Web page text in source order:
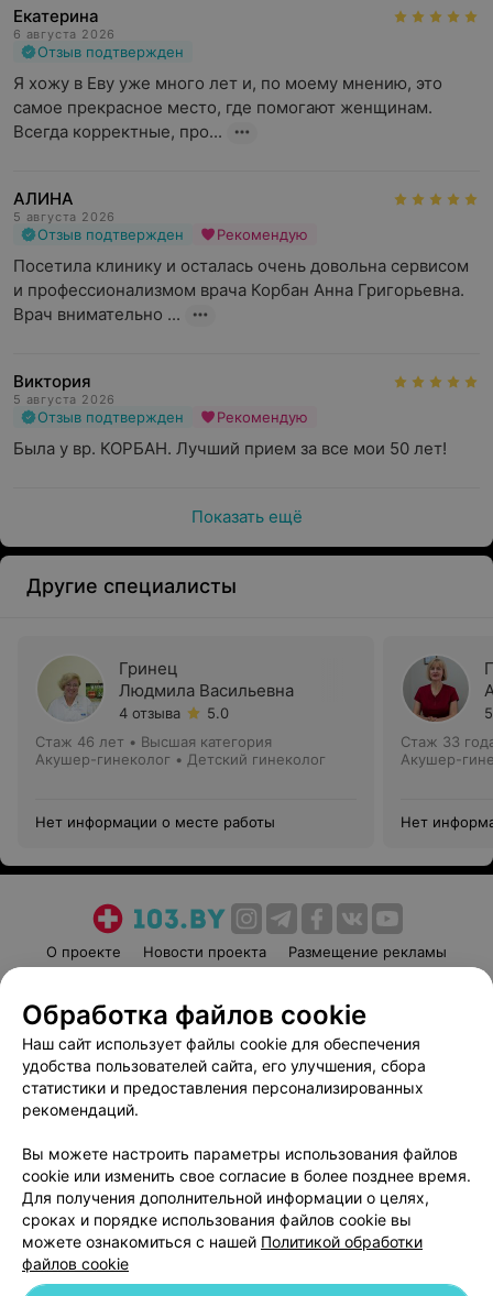
Екатерина
6 августа 2026
Отзыв подтвержден
Я хожу в Еву уже много лет и, по моему мнению, это
самое прекрасное место, где помогают женщинам.
Всегда корректные, про...
АЛИНА
5 августа 2026
Отзыв подтвержден Рекомендую
Посетила клинику и осталась очень довольна сервисом
и профессионализмом врача Корбан Анна Григорьевна.
Врач внимательно ...
Виктория
5 августа 2026
Отзыв подтвержден Рекомендую
Была у вр. КОРБАН. Лучший прием за все мои 50 лет!
Показать ещё
Другие специалисты
Гринец
Людмила Васильевна
4 отзыва
5.0
Стаж 46 лет • Высшая категория
Акушер-гинеколог • Детский гинеколог
Нет информации о месте работы
Стаж 33
Акушер-
Нет
О проекте Новости проекта
Размещение рекламы
Пользовательское соглашение
Способы оплаты
Вакансии
Партнеры
Написать руководителю 103.by
Обработка персональных данных
Обработка файлов cookie
Наш сайт использует файлы cookie для обеспечения
удобства пользователей сайта, его улучшения, сбора
статистики и предоставления персонализированных
рекомендаций.
Вы можете настроить параметры использования файлов
cookie или изменить свое согласие в более позднее время.
Для получения дополнительной информации о целях,
сроках и порядке использования файлов cookie вы
можете ознакомиться с нашей Политикой обработки
файлов cookie